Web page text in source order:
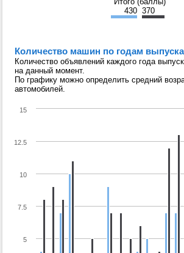
430 370
Количество машин по годам выпуска
Количество объявлений каждого года
на данный момент.
По графику можно определить средний
автомобилей.
5
7.5
10
12.5
15